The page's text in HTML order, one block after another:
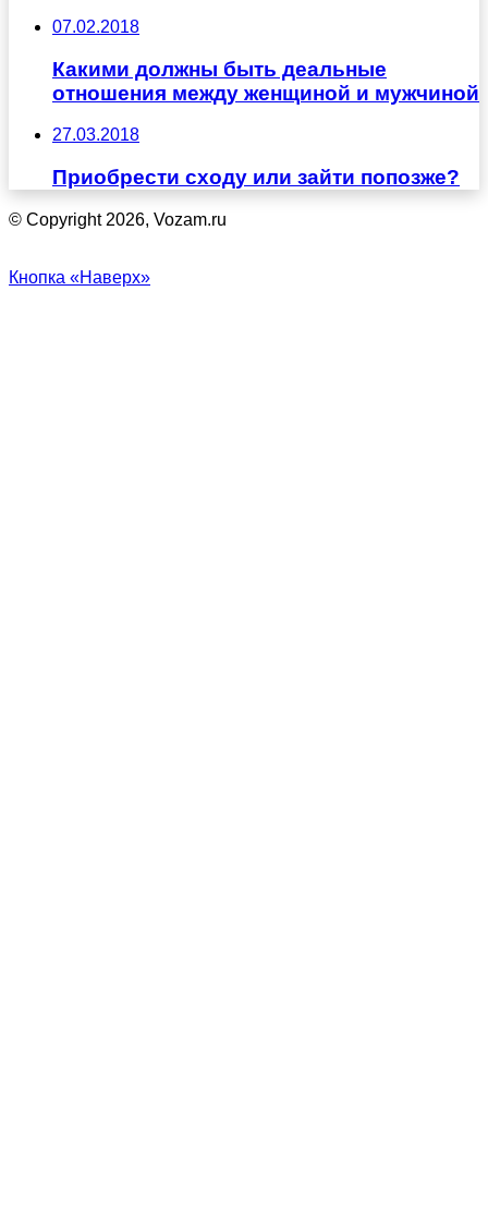
07.02.2018
Какими должны быть деальные
отношения между женщиной и мужчиной
27.03.2018
Приобрести сходу или зайти попозже?
© Copyright 2026, Vozam.ru
Кнопка «Наверх»